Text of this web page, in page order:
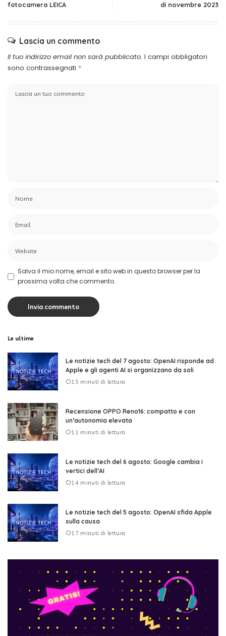
fotocamera LEICA
di novembre 2023
Lascia un commento
Il tuo indirizzo email non sarà pubblicato. I campi obbligatori
sono contrassegnati *
Salva il mio nome, email e sito web in questo browser per la
prossima volta che commento.
Le ultime
Le notizie tech del 7 agosto: OpenAI risponde ad
Apple e gli agenti AI si organizzano da soli
15 minuti di lettura
Recensione OPPO Reno16: compatto e con
un’autonomia elevata
11 minuti di lettura
Le notizie tech del 6 agosto: Google cambia i
vertici dell’AI
14 minuti di lettura
Le notizie tech del 5 agosto: OpenAI sfida Apple
sulla causa
17 minuti di lettura